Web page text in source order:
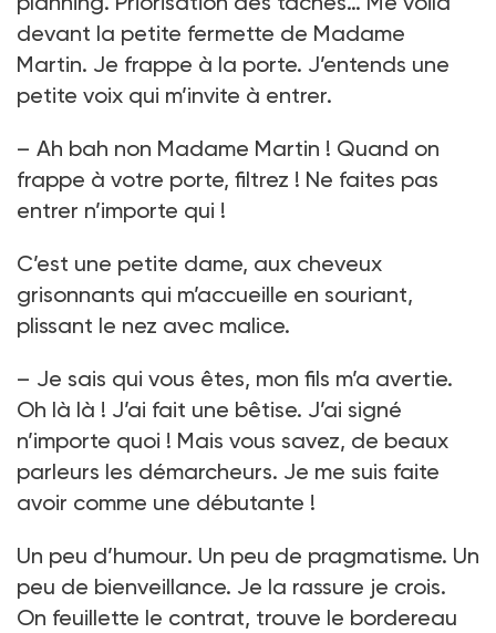
devant la petite fermette de Madame
Martin. Je frappe à la porte. J’entends une
petite voix qui m’invite à entrer.
– Ah bah non Madame Martin ! Quand on
frappe à votre porte, filtrez ! Ne faites pas
entrer n’importe qui !
C’est une petite dame, aux cheveux
grisonnants qui m’accueille en souriant,
plissant le nez avec malice.
– Je sais qui vous êtes, mon fils m’a avertie.
Oh là là ! J’ai fait une bêtise. J’ai signé
n’importe quoi ! Mais vous savez, de beaux
parleurs les démarcheurs. Je me suis faite
avoir comme une débutante !
Un peu d’humour. Un peu de pragmatisme. Un
peu de bienveillance. Je la rassure je crois.
On feuillette le contrat, trouve le bordereau